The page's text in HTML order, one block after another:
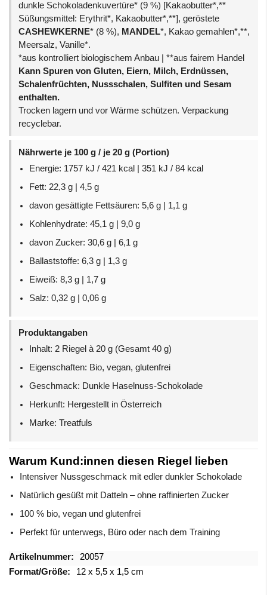
dunkle Schokoladenkuvertüre* (9 %) [Kakaobutter*,**
Süßungsmittel: Erythrit*, Kakaobutter*,**], geröstete
CASHEWKERNE* (8 %), MANDEL*, Kakao gemahlen*,**,
Meersalz, Vanille*.
*aus kontrolliert biologischem Anbau | **aus fairem Handel
Kann Spuren von Gluten, Eiern, Milch, Erdnüssen,
Schalenfrüchten, Nussschalen, Sulfiten und Sesam
enthalten.
Trocken lagern und vor Wärme schützen. Verpackung
recyclebar.
Nährwerte je 100 g / je 20 g (Portion)
Energie: 1757 kJ / 421 kcal | 351 kJ / 84 kcal
Fett: 22,3 g | 4,5 g
davon gesättigte Fettsäuren: 5,6 g | 1,1 g
Kohlenhydrate: 45,1 g | 9,0 g
davon Zucker: 30,6 g | 6,1 g
Ballaststoffe: 6,3 g | 1,3 g
Eiweiß: 8,3 g | 1,7 g
Salz: 0,32 g | 0,06 g
Produktangaben
Inhalt: 2 Riegel à 20 g (Gesamt 40 g)
Eigenschaften: Bio, vegan, glutenfrei
Geschmack: Dunkle Haselnuss-Schokolade
Herkunft: Hergestellt in Österreich
Marke: Treatfuls
Warum Kund:innen diesen Riegel lieben
Intensiver Nussgeschmack mit edler dunkler Schokolade
Natürlich gesüßt mit Datteln – ohne raffinierten Zucker
100 % bio, vegan und glutenfrei
Perfekt für unterwegs, Büro oder nach dem Training
Mehr
Informationen
20057
12 x 5,5 x 1,5 cm